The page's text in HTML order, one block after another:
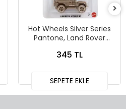
Hot Wheels Silver Series
Pantone, Land Rover
345 TL
SEPETE EKLE